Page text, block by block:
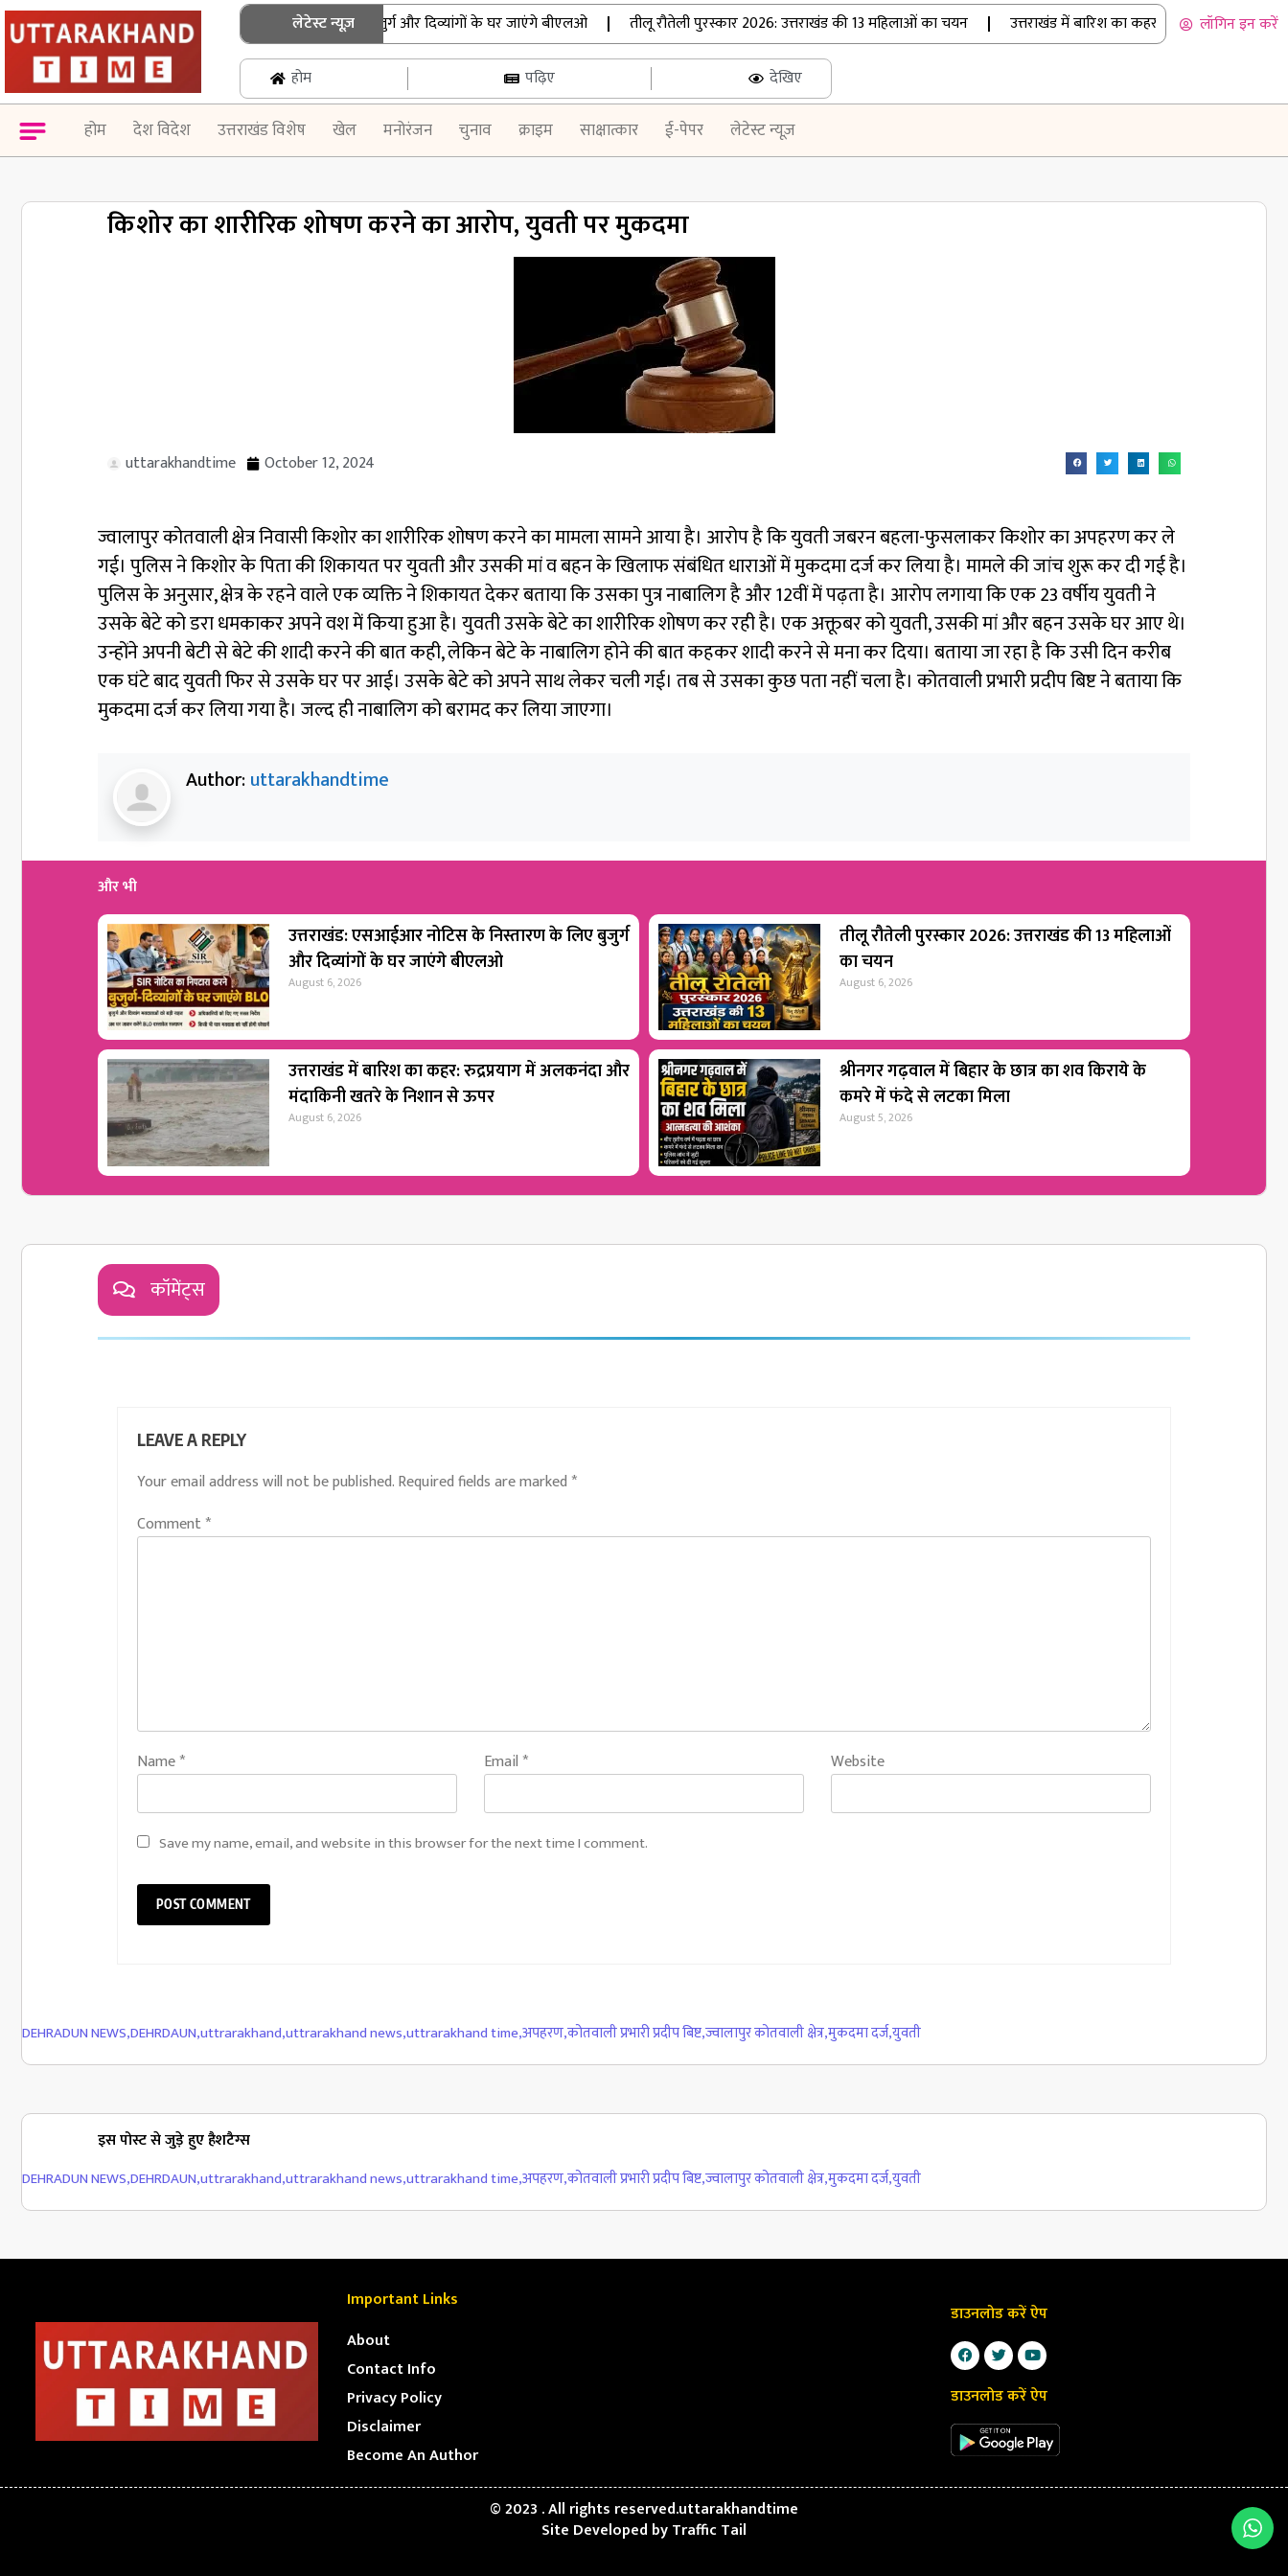
लेटेस्ट न्यूज़
उत्तराखंड: एसआईआर नोटिस के निस्तारण के लिए बुजुर्ग और दिव्यांगों के घर जाएंगे बीएलओ | तीलू रौतेली पुरस्कार 2026: उत्तराखंड की 13 महिलाओं का चयन | उत्तराखंड में बारिश का कहर: रुद्रप्रयाग में अलकनंदा
लॉगिन इन करें
होम पढ़िए देखिए
होम देश विदेश उत्तराखंड विशेष खेल मनोरंजन चुनाव क्राइम साक्षात्कार ई-पेपर लेटेस्ट न्यूज़
किशोर का शारीरिक शोषण करने का आरोप, युवती पर मुकदमा
uttarakhandtime October 12, 2024
ज्वालापुर कोतवाली क्षेत्र निवासी किशोर का शारीरिक शोषण करने का मामला सामने आया है। आरोप है कि युवती जबरन बहला-फुसलाकर किशोर का अपहरण कर ले
गई। पुलिस ने किशोर के पिता की शिकायत पर युवती और उसकी मां व बहन के खिलाफ संबंधित धाराओं में मुकदमा दर्ज कर लिया है। मामले की जांच शुरू कर दी गई है।
पुलिस के अनुसार, क्षेत्र के रहने वाले एक व्यक्ति ने शिकायत देकर बताया कि उसका पुत्र नाबालिग है और 12वीं में पढ़ता है। आरोप लगाया कि एक 23 वर्षीय युवती ने
उसके बेटे को डरा धमकाकर अपने वश में किया हुआ है। युवती उसके बेटे का शारीरिक शोषण कर रही है। एक अक्तूबर को युवती, उसकी मां और बहन उसके घर आए थे।
उन्होंने अपनी बेटी से बेटे की शादी करने की बात कही, लेकिन बेटे के नाबालिग होने की बात कहकर शादी करने से मना कर दिया। बताया जा रहा है कि उसी दिन करीब
एक घंटे बाद युवती फिर से उसके घर पर आई। उसके बेटे को अपने साथ लेकर चली गई। तब से उसका कुछ पता नहीं चला है। कोतवाली प्रभारी प्रदीप बिष्ट ने बताया कि
मुकदमा दर्ज कर लिया गया है। जल्द ही नाबालिग को बरामद कर लिया जाएगा।
Author:uttarakhandtime
और भी
उत्तराखंड: एसआईआर नोटिस के निस्तारण के लिए बुजुर्ग
और दिव्यांगों के घर जाएंगे बीएलओ
August 6, 2026
तीलू रौतेली पुरस्कार 2026: उत्तराखंड की 13 महिलाओं
का चयन
August 6, 2026
उत्तराखंड में बारिश का कहर: रुद्रप्रयाग में अलकनंदा और
मंदाकिनी खतरे के निशान से ऊपर
August 6, 2026
श्रीनगर गढ़वाल में बिहार के छात्र का शव किराये के
कमरे में फंदे से लटका मिला
August 5, 2026
कॉमेंट्स
LEAVE A REPLY
Your email address will not be published.Required fields are marked *
Comment*
Name* Email * Website
Save my name, email, and website in this browser for the next time I comment.
DEHRADUN NEWS,DEHRDAUN,uttrarakhand,uttrarakhand news,uttrarakhand time,अपहरण,कोतवाली प्रभारी प्रदीप बिष्ट,ज्वालापुर कोतवाली क्षेत्र,मुकदमा दर्ज,युवती
इस पोस्ट से जुड़े हुए हैशटैग्स
DEHRADUN NEWS,DEHRDAUN,uttrarakhand,uttrarakhand news,uttrarakhand time,अपहरण,कोतवाली प्रभारी प्रदीप बिष्ट,ज्वालापुर कोतवाली क्षेत्र,मुकदमा दर्ज,युवती
Important Links
About
Contact Info
Privacy Policy
Disclaimer
Become An Author
डाउनलोड करें ऐप
डाउनलोड करें ऐप
© 2023 . All rights reserved.uttarakhandtime
Site Developed byTraffic Tail